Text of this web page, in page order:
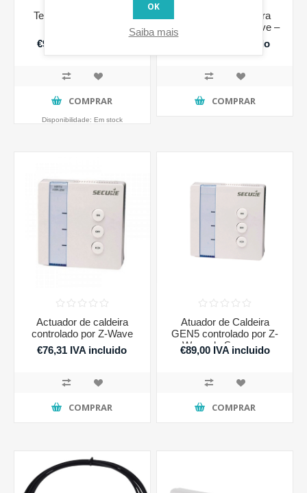
Termóstato de parede
€98,39 IVA incluido
COMPRAR
Disponibilidade: Em stock
Actuador de caldeira
controlado por Z-Wave –
€85,10 IVA incluido
COMPRAR
Actuador de caldeira
controlado por Z-Wave
€76,31 IVA incluido
COMPRAR
Atuador de Caldeira
GEN5 controlado por Z-
Wave de Seguranç
€89,00 IVA incluido
COMPRAR
OK
Saiba mais